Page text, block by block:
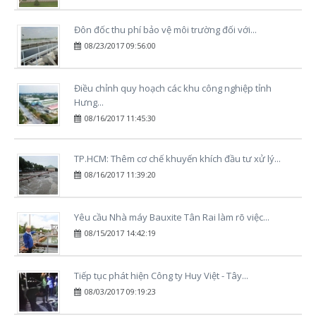
Đôn đốc thu phí bảo vệ môi trường đối với...
08/23/2017 09:56:00
​Điều chỉnh quy hoạch các khu công nghiệp tỉnh
Hưng...
08/16/2017 11:45:30
​TP.HCM: Thêm cơ chế khuyến khích đầu tư xử lý...
08/16/2017 11:39:20
Yêu cầu Nhà máy Bauxite Tân Rai làm rõ việc...
08/15/2017 14:42:19
Tiếp tục phát hiện Công ty Huy Việt - Tây...
08/03/2017 09:19:23